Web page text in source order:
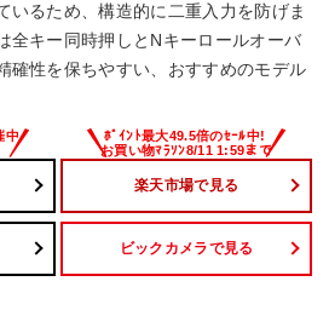
いるため、構造的に二重入力を防げま
全キー同時押しとNキーロールオーバ
確性を保ちやすい、おすすめのモデル
楽天市場で見る
ビックカメラで見る